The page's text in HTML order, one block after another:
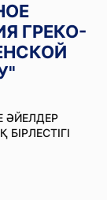
ГРЕКО-
ӘЙЕЛДЕР